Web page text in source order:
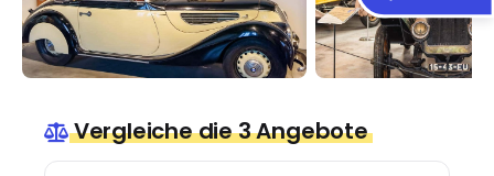
Vergleiche die 3 Angebote